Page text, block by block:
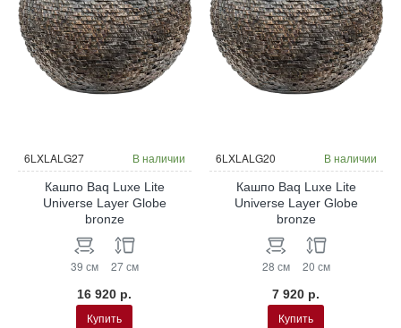
6LXLALG27 В наличии
Кашпо Baq Luxe Lite
Universe Layer Globe
bronze
39 см 27 см
16 920 р.
Купить
6LXLALG20 В наличии
Кашпо Baq Luxe Lite
Universe Layer Globe
bronze
28 см 20 см
7 920 р.
Купить